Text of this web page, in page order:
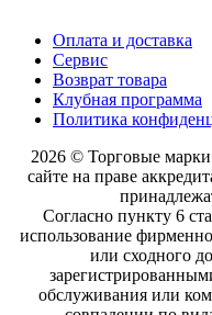
Оплата и доставка
Сервис
Возврат товара
Клубная программа
Политика
2026 © Торговые
сайте на праве
Согласно пункту 6
использование
или сходного
обслуживания или